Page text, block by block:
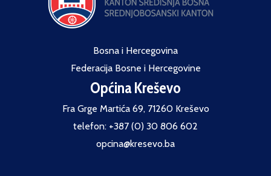
Bosna i Hercegovina
Federacija Bosne i Hercegovine
Općina Kreševo
Fra Grge Martića 69, 71260 Kreševo
telefon: +387 (0) 30 806 602
opcina@kresevo.ba